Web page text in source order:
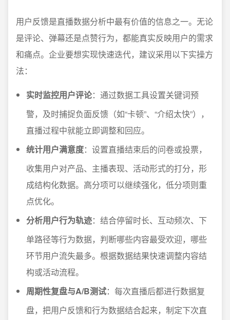
用户反馈是直播数据分析中最有价值的信息之一。无论
是评论、弹幕还是点赞行为，都能真实反映用户的需求
和痛点。企业要想实现快速迭代，建议采用以下实操方
法：
实时监控用户评论：通过数据工具设置关键词预
警，及时捕捉负面反馈（如“卡顿”、“介绍太快”），
直播过程中就能立即调整和回应。
统计用户满意度：设置直播结束后的问卷或投票，
收集用户对产品、主播表现、活动形式的打分，形
成结构化数据。高分项可以继续强化，低分项则重
点优化。
分析用户行为轨迹：结合停留时长、互动频次、下
单路径等行为数据，判断哪些内容最受欢迎，哪些
环节用户流失最多。根据数据结果快速调整内容结
构或活动流程。
周期性复盘与A/B测试：每次直播后都进行数据复
盘，把用户反馈和行为数据结合起来，制定下次直